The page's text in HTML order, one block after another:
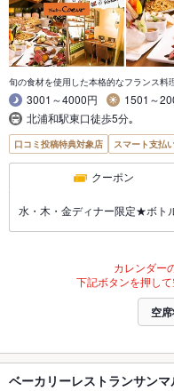
旬の食材を使用した本格的なフランス料
3001～4000円
1501～
北浦和駅東口徒歩5分｡
口コミ投稿特典対象店 スマート支払
クーポン
水・木・金ディナー限定★ボト
カレンダー
下記ボタンを押して
空
ベーカリーレストランサン